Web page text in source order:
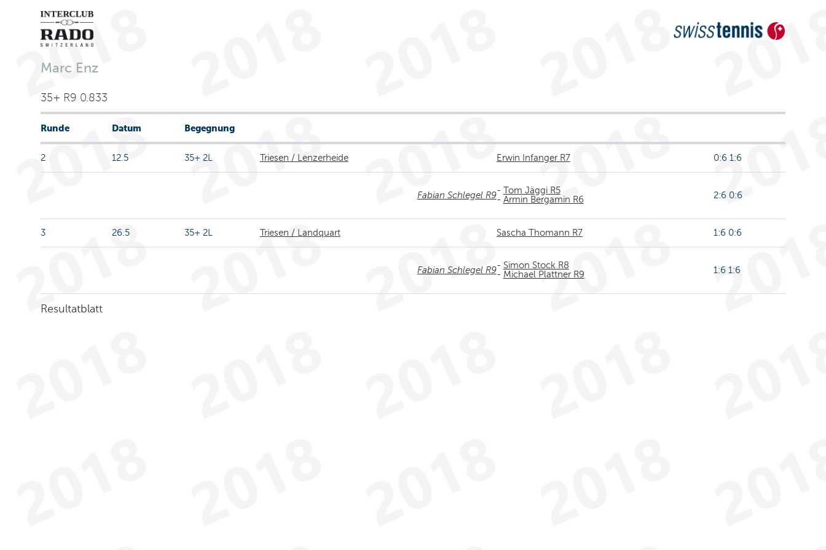
Marc Enz
35+ R9 0.833
Runde Datum Begegnung
2 12.5 35+ 2L Triesen / Lenzerheide Erwin Infanger R7 0:6 1:6
Fabian Schlegel R9- Tom Jäggi R5
- Armin Bergamin R6 2:6 0:6
3 26.5 35+ 2L Triesen / Landquart Sascha Thomann R7 1:6 0:6
Fabian Schlegel R9- Simon Stock R8
- Michael Plattner R9 1:6 1:6
Resultatblatt